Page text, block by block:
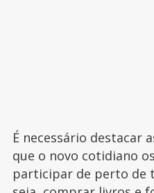
É necessário destacar
que o novo cotidiano
participar de perto de